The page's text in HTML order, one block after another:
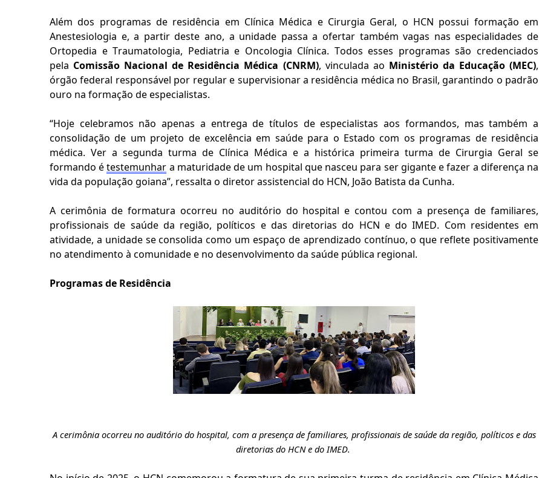
Além dos programas de residência em Clínica Médica e Cirurgia Geral, o HCN possui formação em
Anestesiologia e, a partir deste ano, a unidade passa a ofertar também vagas nas especialidades de
Ortopedia e Traumatologia, Pediatria e Oncologia Clínica. Todos esses programas são credenciados
pela Comissão Nacional de Residência Médica (CNRM), vinculada ao Ministério da Educação (MEC),
órgão federal responsável por regular e supervisionar a residência médica no Brasil, garantindo o padrão
ouro na formação de especialistas.
“Hoje celebramos não apenas a entrega de títulos de especialistas aos formandos, mas também a
consolidação de um projeto de excelência em saúde para o Estado com os programas de residência
médica. Ver a segunda turma de Clínica Médica e a histórica primeira turma de Cirurgia Geral se
formando étestemunhar a maturidade de um hospital que nasceu para ser gigante e fazer a diferença na
vida da população goiana”, ressalta o diretor assistencial do HCN, João Batista da Cunha.
A cerimônia de formatura ocorreu no auditório do hospital e contou com a presença de familiares,
profissionais de saúde da região, políticos e das diretorias do HCN e doIMED. Com residentes em
atividade, a unidade se consolida como um espaço de aprendizado contínuo, o que reflete positivamente
no atendimento à comunidade e no desenvolvimento da saúde pública regional.
Programas de Residência
A cerimônia ocorreu no auditório do hospital, com a presença de familiares, profissionais de saúde da região, políticos e das
diretorias do HCN e do IMED.